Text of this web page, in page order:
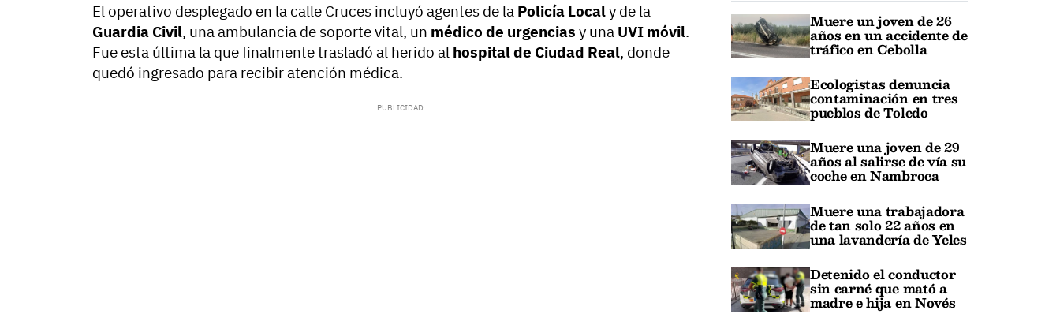
El operativo desplegado en la calle Cruces incluyó agentes de la Policía Localy de la
Guardia Civil, una ambulancia de soporte vital, un médico de urgencias y una UVI móvil.
Fue esta última la que finalmente trasladó al herido al hospital de Ciudad Real, donde
quedó ingresado para recibir atención médica.
Muere un joven de 26
años en un accidente de
tráfico en Cebolla
Ecologistas denuncia
contaminación en tres
pueblos de Toledo
Muere una joven de 29
años al salirse de vía su
coche en Nambroca
Muere una trabajadora
de tan solo 22 años en
una lavandería de Yeles
Detenido el conductor
sin carné que mató a
madre e hija en Novés